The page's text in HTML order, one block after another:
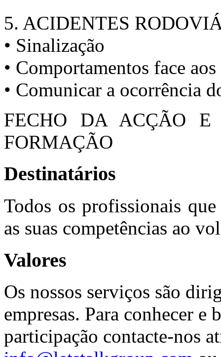
5. ACIDENTES
• Sinalização
• Comportamentos face
• Comunicar a ocorrência
FECHO DA ACÇÃO E
FORMAÇÃO
Destinatários
Todos os profissionais
as suas competências ao
Valores
Os nossos serviços são
empresas. Para conhecer e
participação contacte-nos